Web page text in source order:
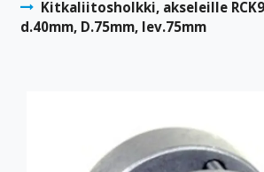
Kitkaliitosholkki, akseleille
d.40mm, D.75mm, lev.75mm